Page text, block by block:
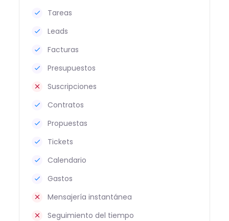
Tareas
Leads
Facturas
Presupuestos
Suscripciones
Contratos
Propuestas
Tickets
Calendario
Gastos
Mensajería instantánea
Seguimiento del tiempo